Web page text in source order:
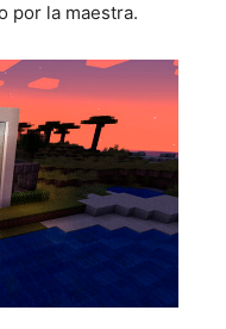
por la maestra.